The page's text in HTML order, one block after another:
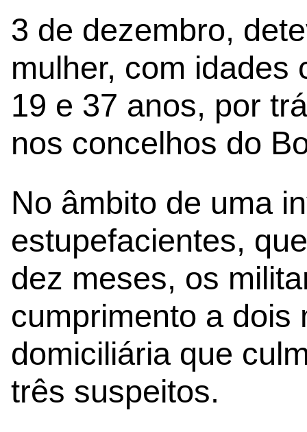
3 de dezembro,
mulher, com idades
19 e 37 anos, por
nos concelhos do
No âmbito de uma
estupefacientes,
dez meses, os
cumprimento a dois
domiciliária que
três suspeitos.